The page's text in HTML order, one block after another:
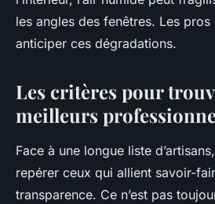
les angles des fenêtres. Les
anticiper ces dégradations.
Les critères pour
meilleurs
Face à une longue liste
repérer ceux qui allient savoir-
transparence. Ce n’est pas